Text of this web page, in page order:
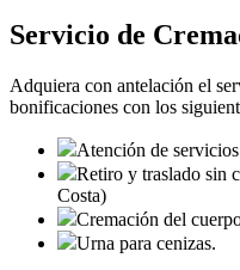
Servicio de
Adquiera con antelación el
bonificaciones con los
Atención de
Retiro y traslado sin
Costa)
Cremación del
Urna para cenizas.